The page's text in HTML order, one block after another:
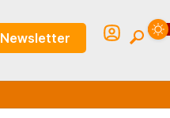
Newsletter